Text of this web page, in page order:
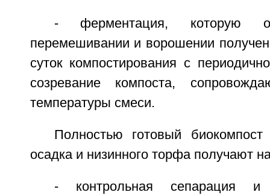
- ферментация, которую
перемешивании и ворошении
суток компостирования с
созревание компоста,
температуры смеси.
Полностью готовый
осадка и низинного торфа получают
- контрольная сепарация и